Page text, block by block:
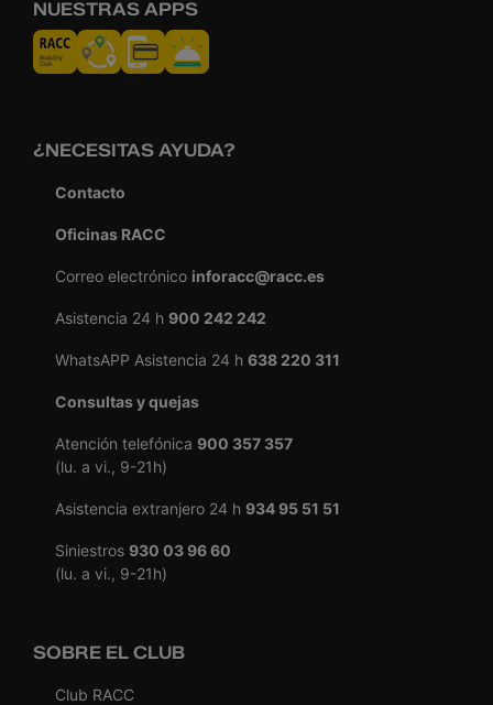
NUESTRAS APPS
¿NECESITAS AYUDA?
Contacto
Oficinas RACC
Correo electrónico inforacc@racc.es
Asistencia 24 h 900 242 242
WhatsAPP Asistencia 24 h 638 220 311
Consultas y quejas
Atención telefónica 900 357 357
(lu. a vi., 9-21h)
Asistencia extranjero 24 h 934 95 51 51
Siniestros 930 03 96 60
(lu. a vi., 9-21h)
SOBRE EL CLUB
Club RACC